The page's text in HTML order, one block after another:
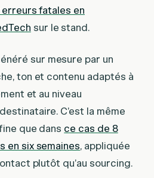
erreurs fatales en
sur le stand.
sur mesure par un
ton et contenu adaptés à
et au niveau
C’est la même
que dans ce cas de 8
en six semaines, appliquée
plutôt qu’au sourcing.